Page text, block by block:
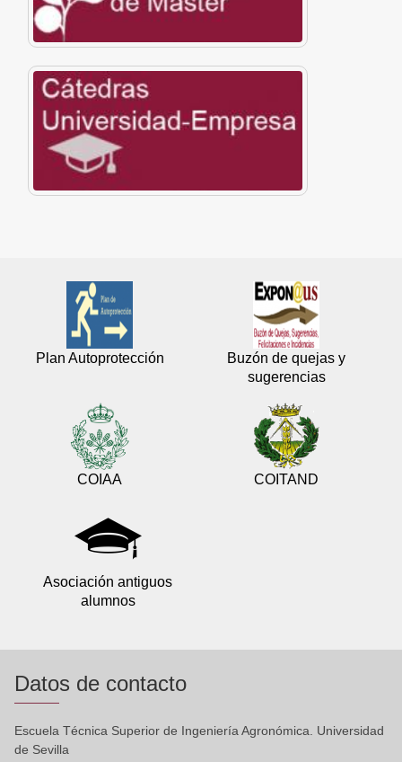
Plan Autoprotección
Buzón de quejas y
sugerencias
COIAA COITAND
Asociación antiguos
alumnos
Datos de contacto
Escuela Técnica Superior de Ingeniería Agronómica. Universidad
de Sevilla